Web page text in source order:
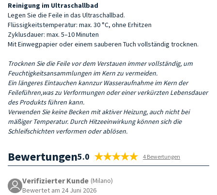
Reinigung im Ultraschallbad
Legen Sie die Feile in das Ultraschallbad.
Flüssigkeitstemperatur: max. 30 °C, ohne Erhitzen
Zyklusdauer: max. 5–10 Minuten
Mit Einwegpapier oder einem sauberen Tuch vollständig trocknen.
Trocknen Sie die Feile vor dem Verstauen immer vollständig, um
Feuchtigkeitsansammlungen im Kern zu vermeiden.
Ein längeres Eintauchen kannzur Wasseraufnahme im Kern der
Feileführen,was zu Verformungen oder einer verkürzten Lebensdauer
des Produkts führen kann.
Verwenden Sie keine Becken mit aktiver Heizung, auch nicht bei
mäßiger Temperatur. Durch Hitzeeinwirkung können sich die
Schleifschichten verformen oder ablösen.
Bewertungen5.0 4 Bewertungen
Verifizierter Kunde (Milano)
Bewertet am 24 Juni 2026